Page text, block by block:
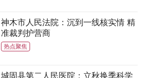
神木市人民法院：沉到一线核实情 精
准裁判护营商
热点聚焦
城固县第二人民医院：立秋换季科学